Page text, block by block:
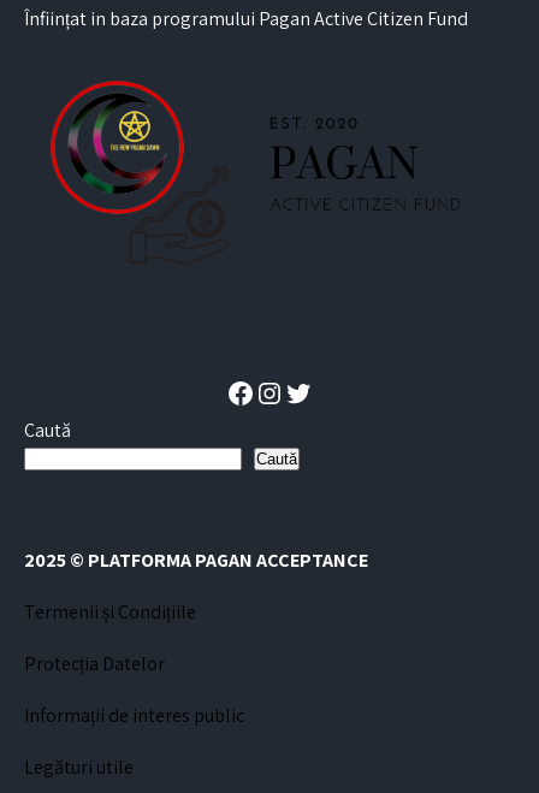
Înființat in baza programului Pagan Active Citizen Fund
Facebook
Instagram
Caută
Caută
2025 © PLATFORMA PAGAN ACCEPTANCE
Termenii și Condițiile
Protecția Datelor
Informații de interes public
Legături utile